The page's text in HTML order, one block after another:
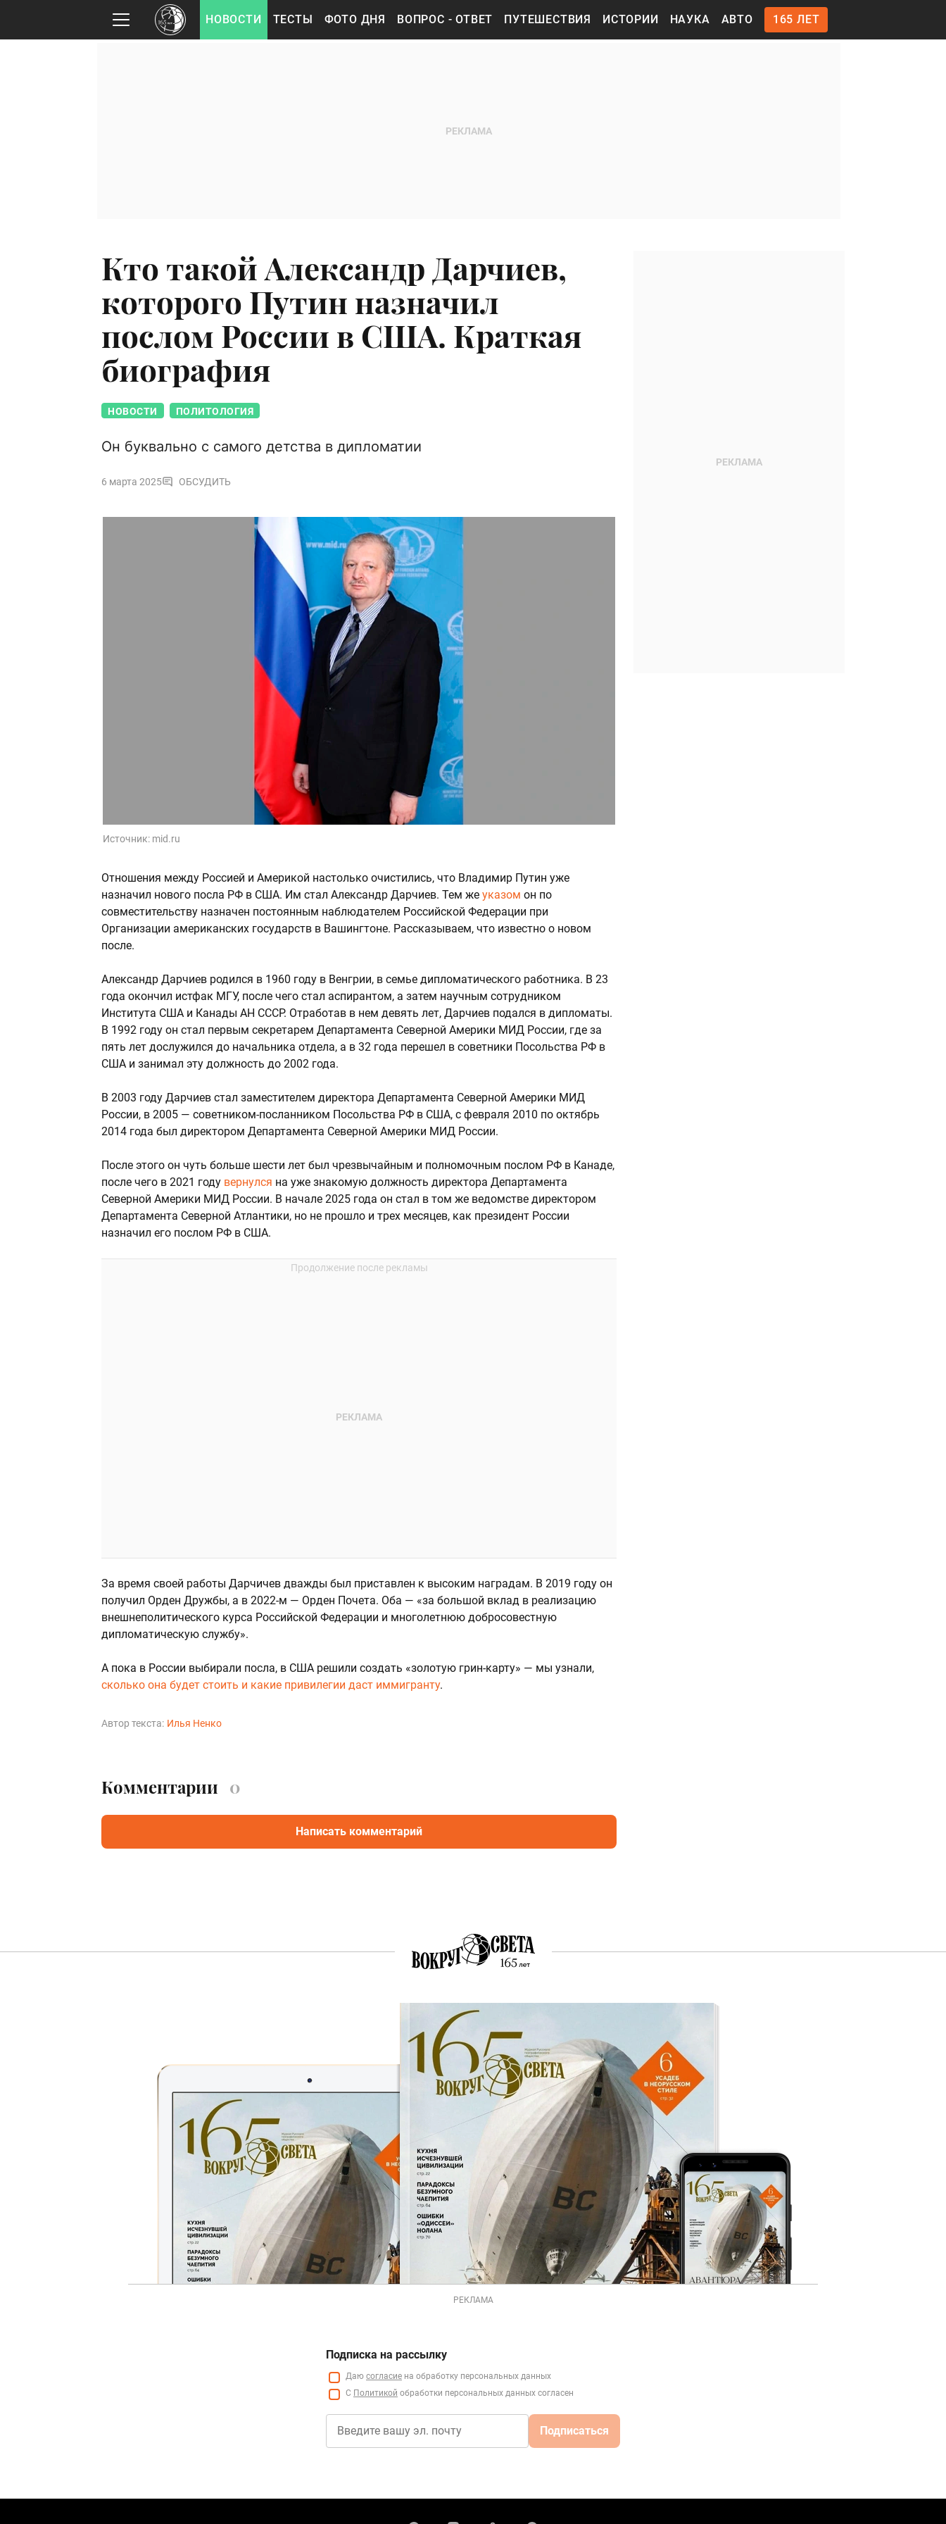
НОВОСТИ ТЕСТЫ ФОТО ДНЯ ВОПРОС - ОТВЕТ ПУТЕШЕСТВИЯ ИСТОРИИ НАУКА АВТО 165 ЛЕТ
Кто такой Александр Дарчиев,
которого Путин назначил
послом России в США. Краткая
биография
НОВОСТИ ПОЛИТОЛОГИЯ
Он буквально с самого детства в дипломатии
6 марта 2025 ОБСУДИТЬ
Источник: mid.ru
Отношения между Россией и Америкой настолько очистились, что Владимир Путин уже
назначил нового посла РФ в США. Им стал Александр Дарчиев. Тем же указом он по
совместительству назначен постоянным наблюдателем Российской Федерации при
Организации американских государств в Вашингтоне. Рассказываем, что известно о новом
после.
Александр Дарчиев родился в 1960 году в Венгрии, в семье дипломатического работника. В 23
года окончил истфак МГУ, после чего стал аспирантом, а затем научным сотрудником
Института США и Канады АН СССР. Отработав в нем девять лет, Дарчиев подался в дипломаты.
В 1992 году он стал первым секретарем Департамента Северной Америки МИД России, где за
пять лет дослужился до начальника отдела, а в 32 года перешел в советники Посольства РФ в
США и занимал эту должность до 2002 года.
В 2003 году Дарчиев стал заместителем директора Департамента Северной Америки МИД
России, в 2005 — советником-посланником Посольства РФ в США, с февраля 2010 по октябрь
2014 года был директором Департамента Северной Америки МИД России.
После этого он чуть больше шести лет был чрезвычайным и полномочным послом РФ в Канаде,
после чего в 2021 году вернулся на уже знакомую должность директора Департамента
Северной Америки МИД России. В начале 2025 года он стал в том же ведомстве директором
Департамента Северной Атлантики, но не прошло и трех месяцев, как президент России
назначил его послом РФ в США.
За время своей работы Дарчичев дважды был приставлен к высоким наградам. В 2019 году он
получил Орден Дружбы, а в 2022-м — Орден Почета. Оба — «за большой вклад в реализацию
внешнеполитического курса Российской Федерации и многолетнюю добросовестную
дипломатическую службу».
А пока в России выбирали посла, в США решили создать «золотую грин-карту» — мы узнали,
сколько она будет стоить и какие привилегии даст иммигранту.
Автор текста: Илья Ненко
Комментарии 0
Написать комментарий
РЕКЛАМА
Подписка на рассылку
Даю согласие на обработку персональных данных
С Политикой обработки персональных данных согласен
Подписаться